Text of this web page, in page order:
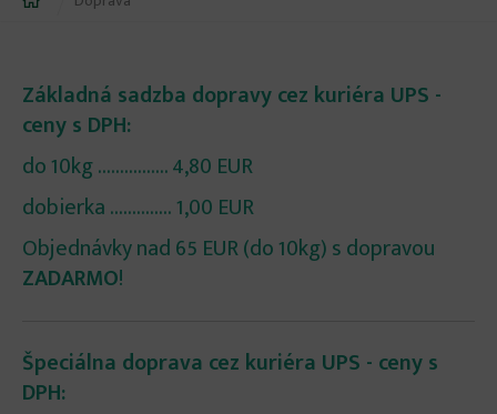
tu
Základná sadzba dopravy cez kuriéra UPS -
ceny s DPH:
do 10kg ................ 4,80 EUR
dobierka .............. 1,00 EUR
Objednávky nad 65 EUR (do 10kg) s dopravou
ZADARMO!
Špeciálna doprava cez kuriéra UPS - ceny s
DPH: